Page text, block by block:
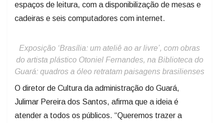
espaços de leitura, com a disponibilização de mesas e
cadeiras e seis computadores com internet.
Exposição ‘Brasília: um ateliê ao ar livre’, com obras
do artista plástico Otoniel Fernandes, na Biblioteca do
Guará: quadros a óleo retratam paisagens brasilienses
O diretor de Cultura da administração do Guará,
Julimar Pereira dos Santos, afirma que a ideia é
atender a todos os públicos. “Queremos trazer a